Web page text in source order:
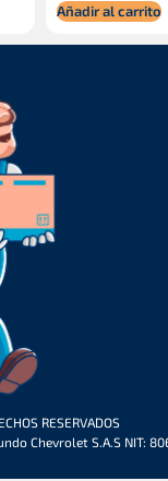
Añadir al carrito
RESERVADOS
Chevrolet S.A.S NIT: